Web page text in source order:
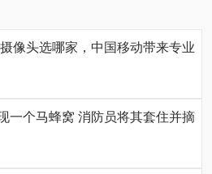
像头选哪家，中国移动带来专业
一个马蜂窝 消防员将其套住并摘